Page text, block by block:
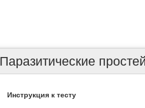
Паразитические
Инструкция к тесту